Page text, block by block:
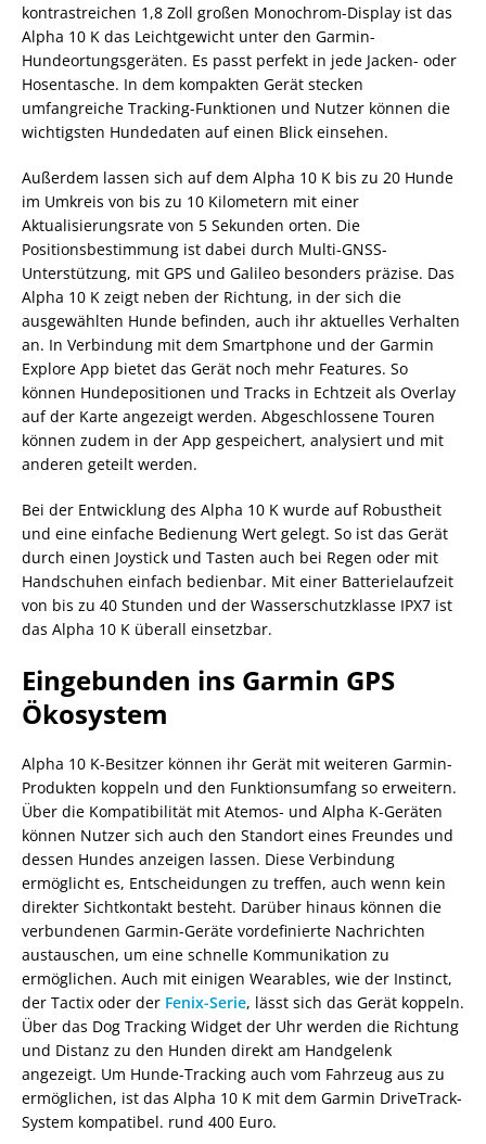
kontrastreichen 1,8 Zoll großen Monochrom-Display ist das
Alpha 10 K das Leichtgewicht unter den Garmin-
Hundeortungsgeräten. Es passt perfekt in jede Jacken- oder
Hosentasche. In dem kompakten Gerät stecken
umfangreiche Tracking-Funktionen und Nutzer können die
wichtigsten Hundedaten auf einen Blick einsehen.
Außerdem lassen sich auf dem Alpha 10 K bis zu 20 Hunde
im Umkreis von bis zu 10 Kilometern mit einer
Aktualisierungsrate von 5 Sekunden orten. Die
Positionsbestimmung ist dabei durch Multi-GNSS-
Unterstützung, mit GPS und Galileo besonders präzise. Das
Alpha 10 K zeigt neben der Richtung, in der sich die
ausgewählten Hunde befinden, auch ihr aktuelles Verhalten
an. In Verbindung mit dem Smartphone und der Garmin
Explore App bietet das Gerät noch mehr Features. So
können Hundepositionen und Tracks in Echtzeit als Overlay
auf der Karte angezeigt werden. Abgeschlossene Touren
können zudem in der App gespeichert, analysiert und mit
anderen geteilt werden.
Bei der Entwicklung des Alpha 10 K wurde auf Robustheit
und eine einfache Bedienung Wert gelegt. So ist das Gerät
durch einen Joystick und Tasten auch bei Regen oder mit
Handschuhen einfach bedienbar. Mit einer Batterielaufzeit
von bis zu 40 Stunden und der Wasserschutzklasse IPX7 ist
das Alpha 10 K überall einsetzbar.
Eingebunden ins Garmin GPS
Ökosystem
Alpha 10 K-Besitzer können ihr Gerät mit weiteren Garmin-
Produkten koppeln und den Funktionsumfang so erweitern.
Über die Kompatibilität mit Atemos- und Alpha K-Geräten
können Nutzer sich auch den Standort eines Freundes und
dessen Hundes anzeigen lassen. Diese Verbindung
ermöglicht es, Entscheidungen zu treffen, auch wenn kein
direkter Sichtkontakt besteht. Darüber hinaus können die
verbundenen Garmin-Geräte vordefinierte Nachrichten
austauschen, um eine schnelle Kommunikation zu
ermöglichen. Auch mit einigen Wearables, wie der Instinct,
der Tactix oder der Fenix-Serie, lässt sich das Gerät koppeln.
Über das Dog Tracking Widget der Uhr werden die Richtung
und Distanz zu den Hunden direkt am Handgelenk
angezeigt. Um Hunde-Tracking auch vom Fahrzeug aus zu
ermöglichen, ist das Alpha 10 K mit dem Garmin DriveTrack-
System kompatibel. rund 400 Euro.